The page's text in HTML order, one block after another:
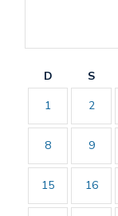
D S
1
2
8 9
15 16